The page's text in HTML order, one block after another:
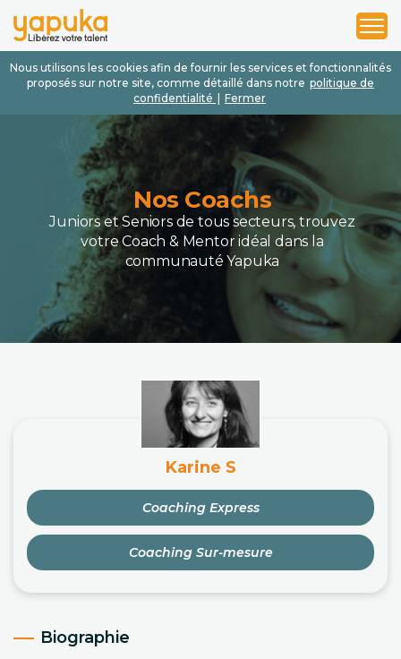
Nous utilisons les cookies afin de fournir les services et fonctionnalités
proposés sur notre site, comme détaillé dans notre politique de
confidentialité
Fermer
1
2
3
Nos Coachs
Juniors et Seniors de tous secteurs, trouvez
votre Coach & Mentor idéal dans la
communauté Yapuka
Karine S
Coaching Express
Coaching Sur-mesure
Biographie